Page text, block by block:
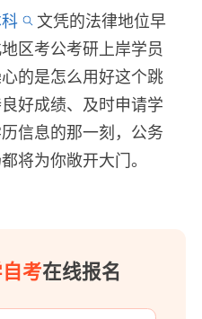
文凭的法律地位早
区考公考研上岸学员
的是怎么用好这个跳
好成绩、及时申请学
信息的那一刻，公务
将为你敞开大门。
考在线报名